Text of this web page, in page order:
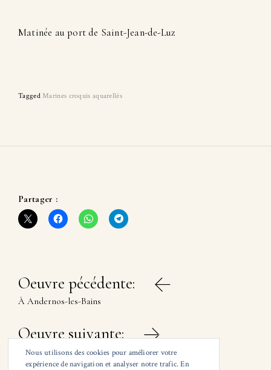
Matinée au port de Saint-Jean-de-Luz
TaggedMarines croquis aquarellés
Partager :
Navigation
de
l’article
Oeuvre pécédente:
À Andernos-les-Bains
Oeuvre suivante:
À Saint-Jean-de-Luz
Nous utilisons des cookies pour améliorer votre
expérience de navigation et analyser notre trafic. En